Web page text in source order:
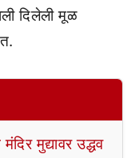
दिलेली मूळ
मुद्यावर उद्धव